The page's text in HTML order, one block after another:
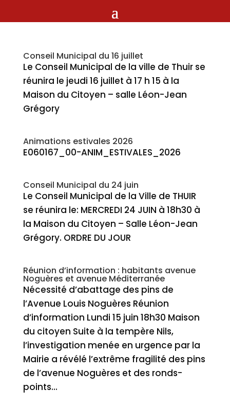
Conseil Municipal du 16 juillet
Le Conseil Municipal de la ville de Thuir se
réunira le jeudi 16 juillet à 17 h 15 à la
Maison du Citoyen – salle Léon-Jean
Grégory
Animations estivales 2026
E060167_00-ANIM_ESTIVALES_2026
Conseil Municipal du 24 juin
Le Conseil Municipal de la Ville de THUIR
se réunira le: MERCREDI 24 JUIN à 18h30 à
la Maison du Citoyen – Salle Léon-Jean
Grégory. ORDRE DU JOUR
Réunion d’information : habitants avenue
Noguères et avenue Méditerranée
Nécessité d’abattage des pins de
l’Avenue Louis Noguères Réunion
d’information Lundi 15 juin 18h30 Maison
du citoyen Suite à la tempère Nils,
l’investigation menée en urgence par la
Mairie a révélé l’extrême fragilité des pins
de l’avenue Noguères et des ronds-
points...